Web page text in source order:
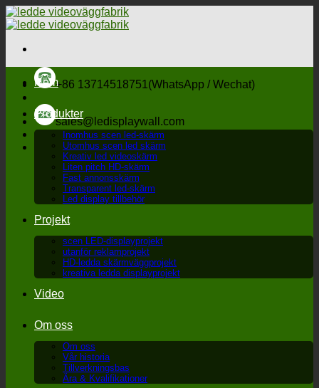
Hoppa
till
+86 13714518751(WhatsApp / Wechat)
sales@ledisplaywall.com
Hem
Produkter
Inomhus scen led-skärm
Utomhus scen led skärm
Kreativ led videoskärm
Liten pitch HD-skärm
Fast annonsskärm
Transparent led-skärm
Led display tillbehör
Projekt
scen LED-displayprojekt
utanför reklamprojekt
HD-ledda skärmväggprojekt
kreativa ledda displayprojekt
Video
Om oss
Om oss
Vår historia
Tillverkningsbas
Ära & Kvalifikationer